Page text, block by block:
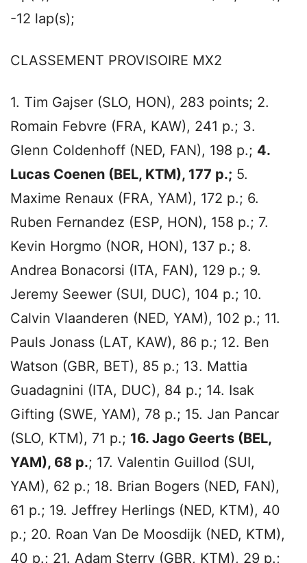
-12 lap(s);
CLASSEMENT PROVISOIRE MX2
1. Tim Gajser (SLO, HON), 283 points; 2.
Romain Febvre (FRA, KAW), 241 p.; 3.
Glenn Coldenhoff (NED, FAN), 198 p.; 4.
Lucas Coenen (BEL, KTM), 177 p.; 5.
Maxime Renaux (FRA, YAM), 172 p.; 6.
Ruben Fernandez (ESP, HON), 158 p.; 7.
Kevin Horgmo (NOR, HON), 137 p.; 8.
Andrea Bonacorsi (ITA, FAN), 129 p.; 9.
Jeremy Seewer (SUI, DUC), 104 p.; 10.
Calvin Vlaanderen (NED, YAM), 102 p.; 11.
Pauls Jonass (LAT, KAW), 86 p.; 12. Ben
Watson (GBR, BET), 85 p.; 13. Mattia
Guadagnini (ITA, DUC), 84 p.; 14. Isak
Gifting (SWE, YAM), 78 p.; 15. Jan Pancar
(SLO, KTM), 71 p.; 16. Jago Geerts (BEL,
YAM), 68 p.; 17. Valentin Guillod (SUI,
YAM), 62 p.; 18. Brian Bogers (NED, FAN),
61 p.; 19. Jeffrey Herlings (NED, KTM), 40
p.; 20. Roan Van De Moosdijk (NED, KTM),
40 p.; 21. Adam Sterry (GBR, KTM), 29 p.;